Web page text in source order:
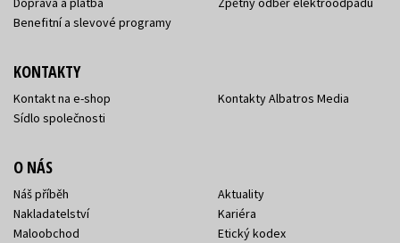
Benefitní a slevové programy
KONTAKTY
Kontakt na e-shop
Sídlo společnosti
Kontakty Albatros Media
O NÁS
Náš příběh
Nakladatelství
Maloobchod
Aktuality
Kariéra
Etický kodex